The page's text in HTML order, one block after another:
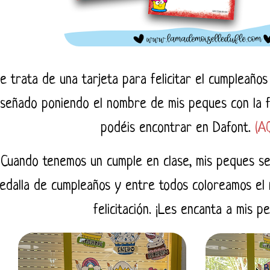
trata de una tarjeta para felicitar el
poniendo el nombre de mis peques con
podéis encontrar en Dafont.
Cuando tenemos un cumple en clase, mis peques
de cumpleaños y entre todos coloreamos
felicitación. ¡Les encanta a mis